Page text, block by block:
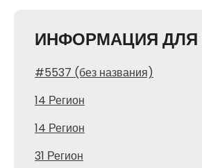
ИНФОРМАЦИЯ ДЛЯ
#5537 (без названия)
14 Регион
14 Регион
31 Регион